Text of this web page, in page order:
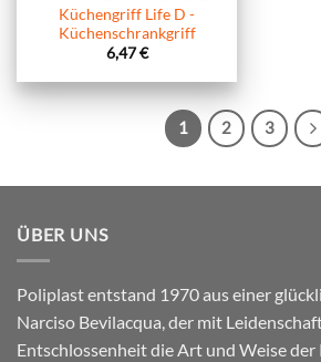
Küchengriff Life D -
Küchenschrankgriff
6,47€
1 2 3
ÜBER UNS
Poliplast entstand 1970 aus einer
Narciso Bevilacqua, der mit
Entschlossenheit die Art und Weise